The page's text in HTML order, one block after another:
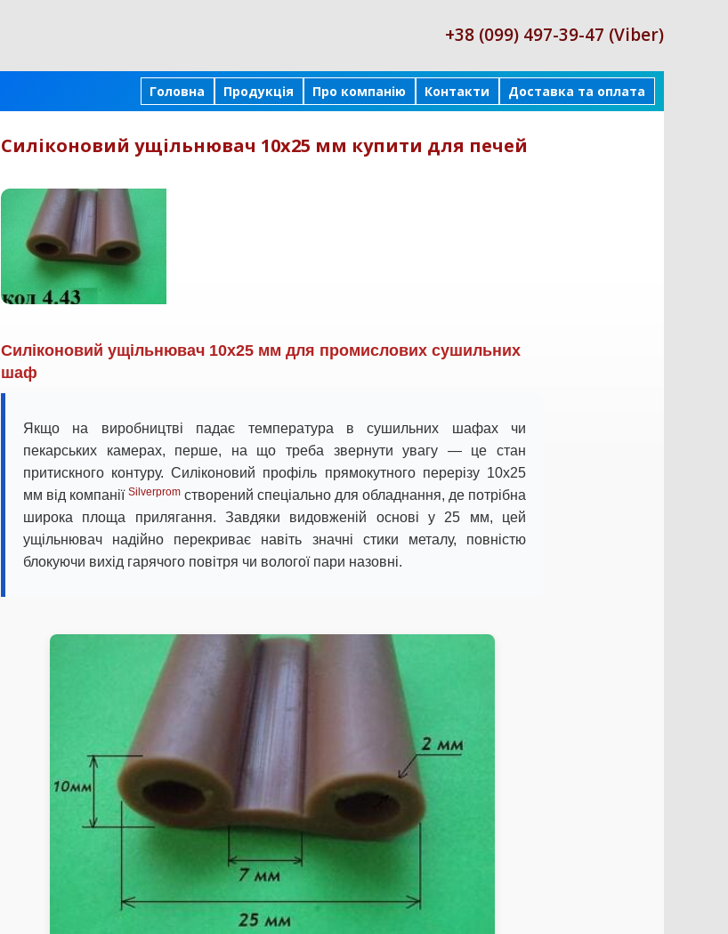
+38 (099) 497-39-47 (Viber)
Головна Продукція Про компанію Контакти Доставка та оплата
Силіконовий ущільнювач 10х25 мм купити для печей
Силіконовий ущільнювач 10х25 мм для промислових сушильних
шаф
Якщо на виробництві падає температура в сушильних шафах чи
пекарських камерах, перше, на що треба звернути увагу — це стан
притискного контуру. Силіконовий профіль прямокутного перерізу 10х25
мм від компанії Silverprom створений спеціально для обладнання, де потрібна
широка площа прилягання. Завдяки видовженій основі у 25 мм, цей
ущільнювач надійно перекриває навіть значні стики металу, повністю
блокуючи вихід гарячого повітря чи вологої пари назовні.